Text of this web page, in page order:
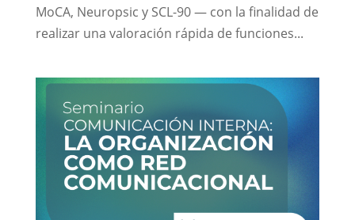
MoCA, Neuropsic y SCL-90 — con la finalidad de
realizar una valoración rápida de funciones...